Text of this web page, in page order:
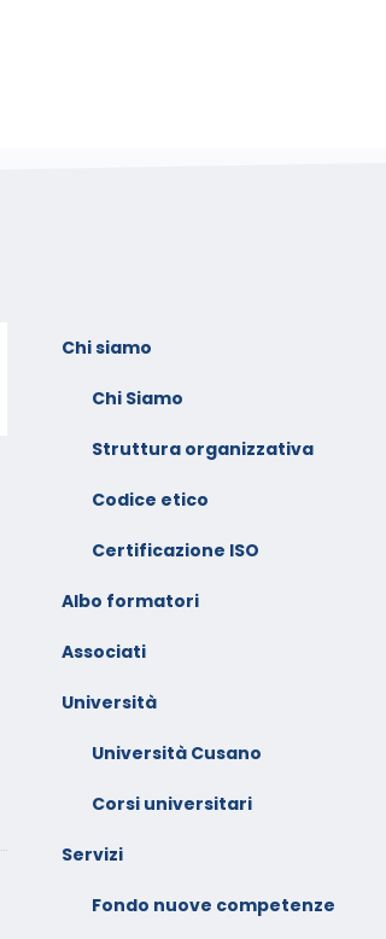
Chi siamo
Chi Siamo
Struttura organizzativa
Codice etico
Certificazione ISO
Albo formatori
Associati
Università
Università Cusano
Corsi universitari
Servizi
Fondo nuove competenze
serve il consenso di
Videoconferenza Maggio –
setaccio
working, riconosciuto
Videoconferenza Marzo –
Videoconferenza Gennaio –